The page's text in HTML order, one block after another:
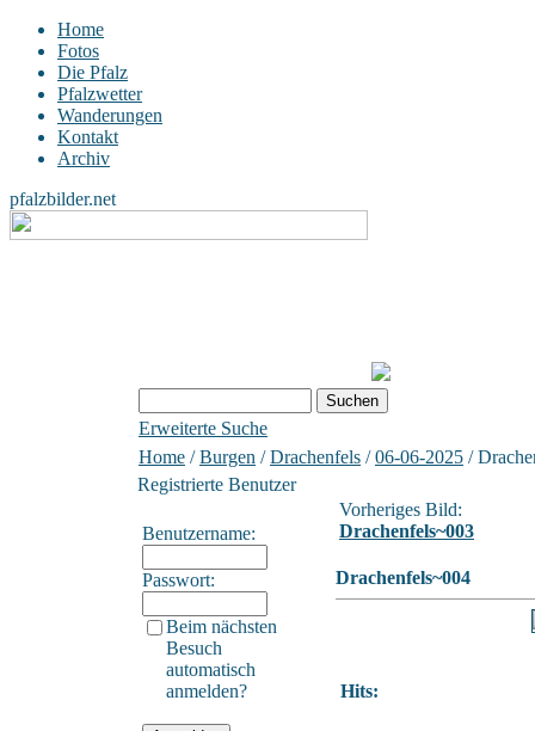
Home
Fotos
Die Pfalz
Pfalzwetter
Wanderungen
Kontakt
Archiv
pfalzbilder.net
Erweiterte Suche
Home /Burgen /Drachenfels /06-06-2025 /
Registrierte Benutzer
Benutzername:
Passwort:
Beim nächsten
Besuch
automatisch
anmelden?
Vorheriges Bild:
Drachenfels~003
Drachenfels~004
Hits: